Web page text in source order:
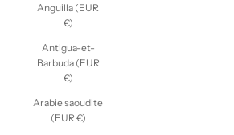
Anguilla (EUR
€)
Antigua-et-
Barbuda (EUR
€)
Arabie saoudite
(EUR €)